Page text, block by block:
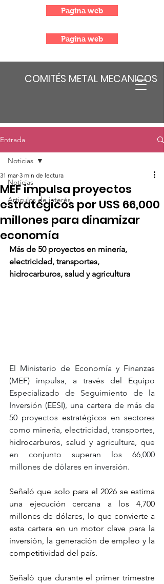
COMITÉS METAL MECANICOS
Pagina web
Pagina web
Entrada
Noticias
Articulos de interés
Noticias
MEF impulsa proyectos
estratégicos por US$ 66,000
millones para dinamizar
economía
31 mar 3 min de lectura
Más de 50 proyectos en minería,
electricidad, transportes,
hidrocarburos, salud y agricultura
El Ministerio de Economía y Finanzas
(MEF) impulsa, a través del Equipo
Especializado de Seguimiento de la
Inversión (EESI), una cartera de más de
50 proyectos estratégicos en sectores
como minería, electricidad, transportes,
hidrocarburos, salud y agricultura, que
en conjunto superan los 66,000
millones de dólares en inversión.
Señaló que solo para el 2026 se estima
una ejecución cercana a los 4,700
millones de dólares, lo que convierte a
esta cartera en un motor clave para la
inversión, la generación de empleo y la
competitividad del país.
Señaló que durante el primer trimestre